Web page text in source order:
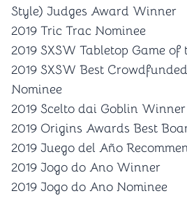
Style) Judges Award Winner
2019 Tric Trac Nominee
2019 SXSW Tabletop Game
2019 SXSW Best
Nominee
2019 Scelto dai Goblin Winner
2019 Origins Awards Best
2019 Juego del Año
2019 Jogo do Ano Winner
2019 Jogo do Ano Nominee